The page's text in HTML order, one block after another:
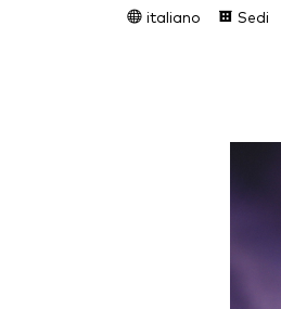
italiano Sedi